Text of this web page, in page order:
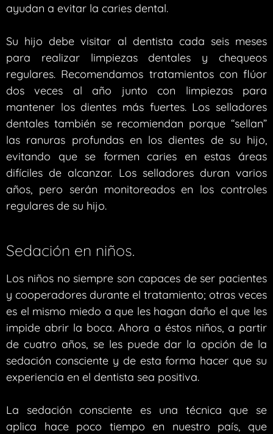
ayudan a evitar la caries dental.
Su hijo debe visitar al dentista cada seis meses
para realizar limpiezas dentales y chequeos
regulares. Recomendamos tratamientos con flúor
dos veces al año junto con limpiezas para
mantener los dientes más fuertes. Los selladores
dentales también se recomiendan porque “sellan”
las ranuras profundas en los dientes de su hijo,
evitando que se formen caries en estas áreas
difíciles de alcanzar. Los selladores duran varios
años, pero serán monitoreados en los controles
regulares de su hijo.
Sedación en niños.
Los niños no siempre son capaces de ser pacientes
y cooperadores durante el tratamiento; otras veces
es el mismo miedo a que les hagan daño el que les
impide abrir la boca. Ahora a éstos niños, a partir
de cuatro años, se les puede dar la opción de la
sedación consciente y de esta forma hacer que su
experiencia en el dentista sea positiva.
La sedación consciente es una técnica que se
aplica hace poco tiempo en nuestro país, que